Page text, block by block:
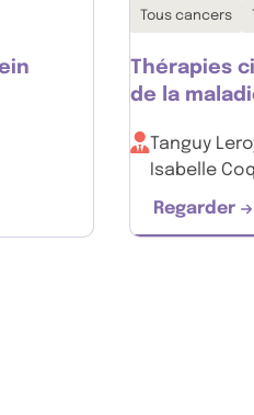
sein s’adaptait à votre
Thématiques
Tous cancers
Thérapies
de la
Tanguy
Isabelle
Regarder